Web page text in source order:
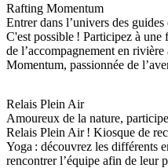
Rafting Momentum
Entrer dans l’univers des
C'est possible ! Participez à
de l’accompagnement en
Momentum, passionnée de
Relais Plein Air
Amoureux de la nature,
Relais Plein Air ! Kiosque de
Yoga : découvrez les différents
rencontrer l’équipe afin de leur